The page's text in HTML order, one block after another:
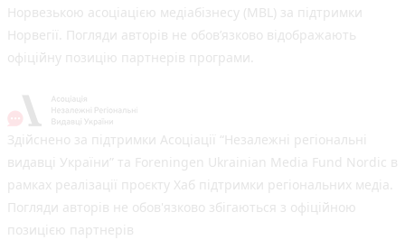
Норвезькою асоціацією медіабізнесу (MBL) за підтримки
Норвегії. Погляди авторів не обов’язково відображають
офіційну позицію партнерів програми.
Здійснено за підтримки Асоціації “Незалежні регіональні
видавці України” та Foreningen Ukrainian Media Fund Nordic в
рамках реалізації проєкту Хаб підтримки регіональних медіа.
Погляди авторів не обов'язково збігаються з офіційною
позицією партнерів